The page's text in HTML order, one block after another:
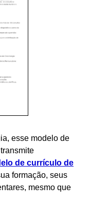
esse modelo de
de currículo de
formação, seus
mesmo que